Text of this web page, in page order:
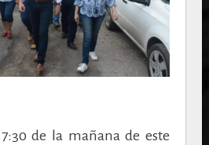
de la mañana de este